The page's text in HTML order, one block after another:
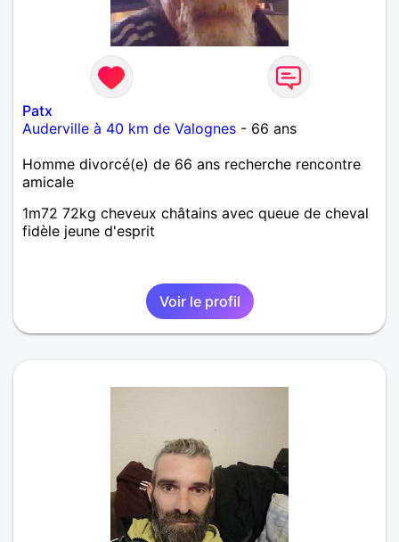
Patx
Auderville à 40 km de Valognes - 66 ans
Homme divorcé(e) de 66 ans recherche rencontre
amicale
1m72 72kg cheveux châtains avec queue de cheval
fidèle jeune d'esprit
Voir le profil